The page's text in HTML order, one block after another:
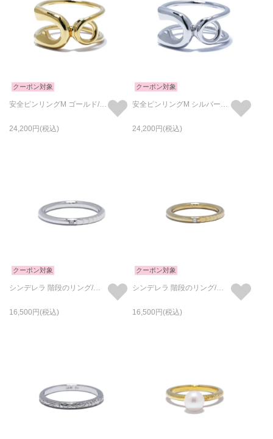
クーポン対象
安全ピンリングM ゴールド/指輪
24,200
クーポン対象
安全ピンリングM シルバー（鏡面仕上）/指輪
24,200
クーポン対象
シンデレラ 階段のリング/指輪 シルバー
16,500
クーポン対象
シンデレラ 階段のリング/指輪 ゴールド
16,500